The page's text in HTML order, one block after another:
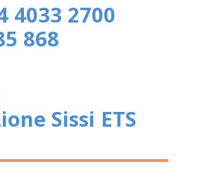
4033 2700
868
Sissi ETS